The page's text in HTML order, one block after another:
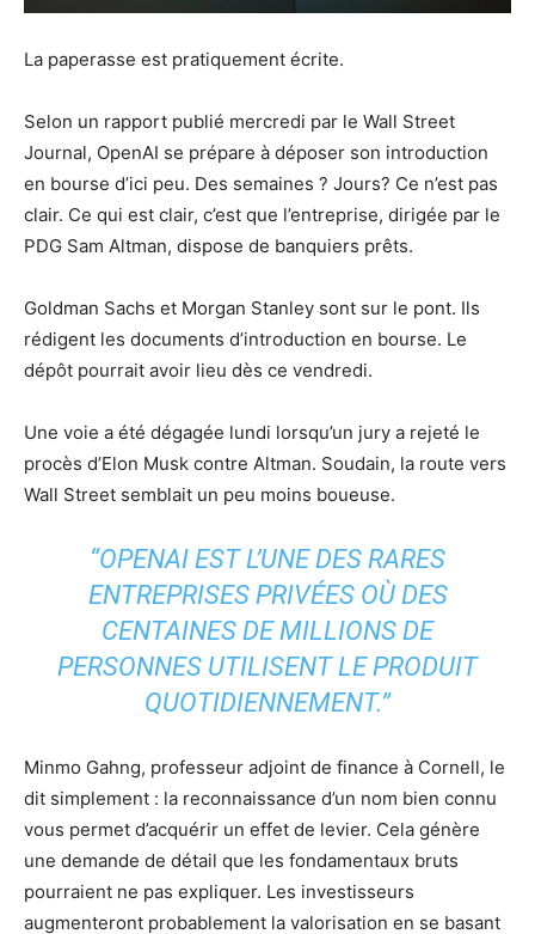
La paperasse est pratiquement écrite.
Selon un rapport publié mercredi par le Wall Street
Journal, OpenAI se prépare à déposer son introduction
en bourse d’ici peu. Des semaines ? Jours? Ce n’est pas
clair. Ce qui est clair, c’est que l’entreprise, dirigée par le
PDG Sam Altman, dispose de banquiers prêts.
Goldman Sachs et Morgan Stanley sont sur le pont. Ils
rédigent les documents d’introduction en bourse. Le
dépôt pourrait avoir lieu dès ce vendredi.
Une voie a été dégagée lundi lorsqu’un jury a rejeté le
procès d’Elon Musk contre Altman. Soudain, la route vers
Wall Street semblait un peu moins boueuse.
“OPENAI EST L’UNE DES RARES
ENTREPRISES PRIVÉES OÙ DES
CENTAINES DE MILLIONS DE
PERSONNES UTILISENT LE PRODUIT
QUOTIDIENNEMENT.”
Minmo Gahng, professeur adjoint de finance à Cornell, le
dit simplement : la reconnaissance d’un nom bien connu
vous permet d’acquérir un effet de levier. Cela génère
une demande de détail que les fondamentaux bruts
pourraient ne pas expliquer. Les investisseurs
augmenteront probablement la valorisation en se basant